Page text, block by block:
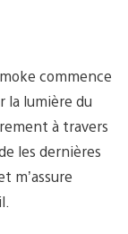
commence
la lumière du
à travers
les dernières
m’assure